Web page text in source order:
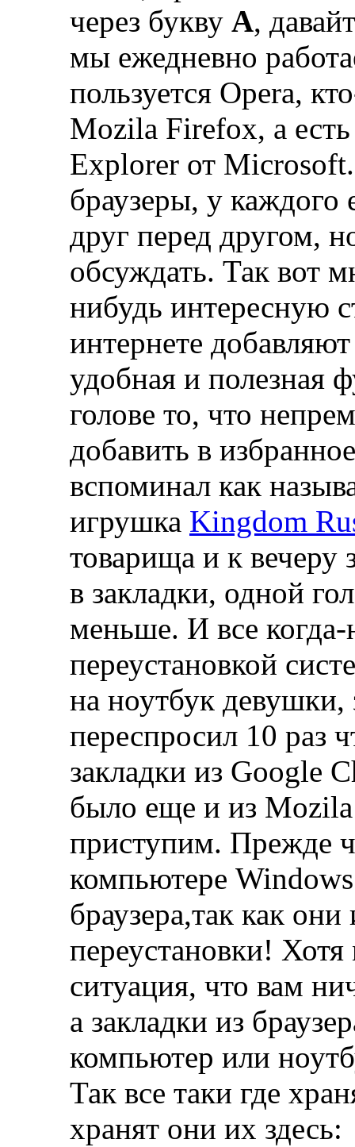
через букву А,
мы ежедневно
пользуется Opera,
Mozila Firefox, а
Explorer от
браузеры, у каждого
друг перед другом,
обсуждать. Так вот
нибудь интересную
интернете
удобная и полезная
голове то, что
добавить в
вспоминал как
игрушка Kingdom
товарища и к вечеру
в закладки, одной
меньше. И все когда-
переустановкой
на ноутбук девушки,
переспросил 10 раз
закладки из Google
было еще и из
приступим. Прежде
компьютере Windows
браузера,так как они
переустановки!
ситуация, что вам
а закладки из
компьютер или
Так все таки где
хранят они их здесь: